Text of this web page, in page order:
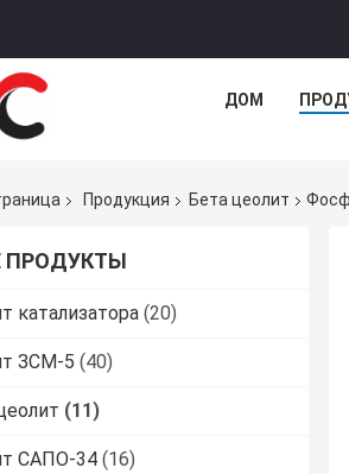
ДОМ
Продукция Бета цеолит
ПРОДУКТЫ
катализатора (20)
ЗСМ-5 (40)
(11)
САПО-34 (16)